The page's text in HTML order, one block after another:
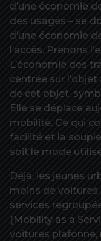
d’une économie
des usages – se
d’une économie
l’accès. Prenons
L’économie des
centrée sur
de cet objet,
Elle se déplace
mobilité. Ce qui
facilité et la
soit le mode
Déjà, les jeunes
moins de
services
(Mobility as a
voitures plafonne,